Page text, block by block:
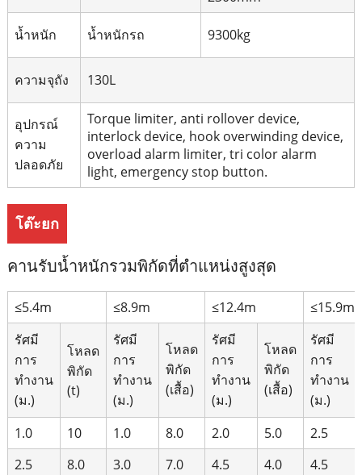
น้ำหนัก น้ำหนักรถ 9300kg
ความจุถัง 130L
อุปกรณ์
ความ
ปลอดภัย
Torque limiter, anti rollover device,
interlock device, hook overwinding device,
overload alarm limiter, tri color alarm
light, emergency stop button.
โต๊ะยก
คานรับน้ำหนักรวมพิกัดที่ตำแหน่งสูงสุด
≤5.4m ≤8.9m ≤12.4m
≤15.9m
รัศมี
การ
ทำงาน
(ม.)
โหลด
พิกัด
(t)
รัศมี
การ
ทำงาน
(ม.)
โหลด
พิกัด
(เสื้อ)
รัศมี
การ
ทำงาน
(ม.)
โหลด
พิกัด
(เสื้อ)
รัศมี
การ
ทำงาน
(ม.)
1.0
10 1.0 8.0 2.0 5.0
2.5
2.5
8.0 3.0 7.0 4.5 4.0
4.5